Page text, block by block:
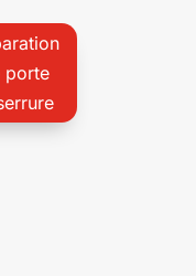
porte